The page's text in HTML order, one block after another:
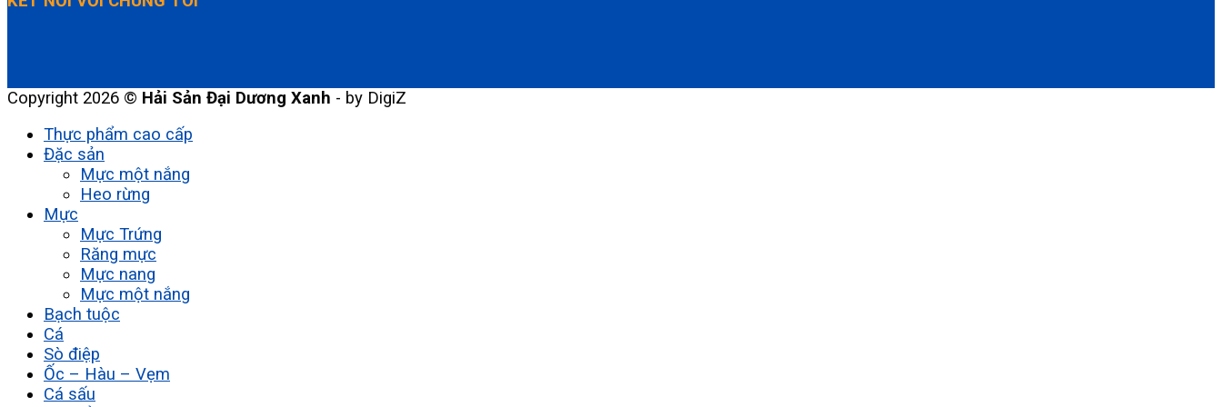
Copyright 2026 © Hải Sản Đại Dương Xanh - by DigiZ
Thực phẩm cao cấp
Đặc sản
Mực một nắng
Heo rừng
Mực
Mực Trứng
Răng mực
Mực nang
Mực một nắng
Bạch tuộc
Cá
Sò điệp
Ốc – Hàu – Vẹm
Cá sấu